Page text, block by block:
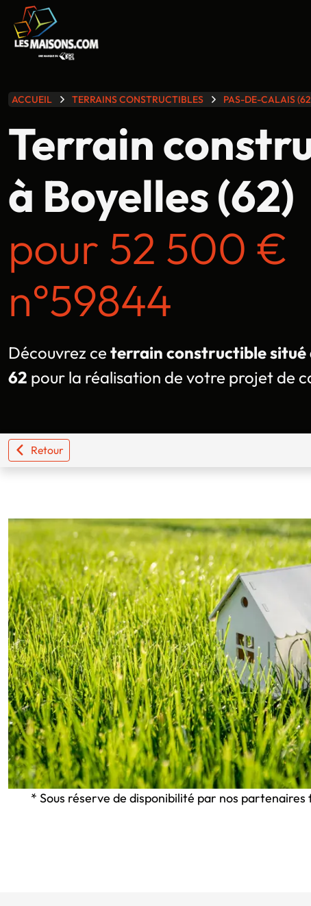
gamme
ACCUEIL TERRAINS CONSTRUCTIBLES PAS-DE-CALAIS
Terrain
à Boyelles (62)
pour 52 500 €
n°59844
Découvrez ce terrain constructible situé
62 pour la réalisation de votre projet de
Retour
* Sous réserve de disponibilité par nos partenaires